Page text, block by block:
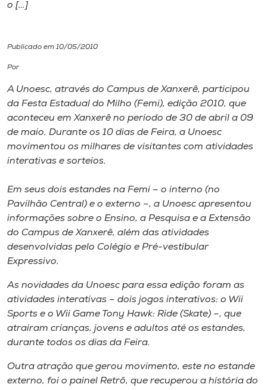
I.nova
Diplomados
CPA
Biblioteca
Editora
Rádio
Museu
Unoesc
Store
Selecione
o […]
Publicado em 10/05/2010
Por
A Unoesc, através do Campus de Xanxerê, participou
da Festa Estadual do Milho (Femi), edição 2010, que
aconteceu em Xanxerê no período de 30 de abril a 09
de maio. Durante os 10 dias de Feira, a Unoesc
movimentou os milhares de visitantes com atividades
interativas e sorteios.
Em seus dois estandes na Femi – o interno (no
Pavilhão Central) e o externo –, a Unoesc apresentou
informações sobre o Ensino, a Pesquisa e a Extensão
do Campus de Xanxerê, além das atividades
desenvolvidas pelo Colégio e Pré-vestibular
Expressivo.
As novidades da Unoesc para essa edição foram as
atividades interativas – dois jogos interativos: o Wii
Sports e o Wii Game Tony Hawk: Ride (Skate) –, que
atraíram crianças, jovens e adultos até os estandes,
durante todos os dias da Feira.
Outra atração que gerou movimento, este no estande
externo, foi o painel Retrô, que recuperou a história do